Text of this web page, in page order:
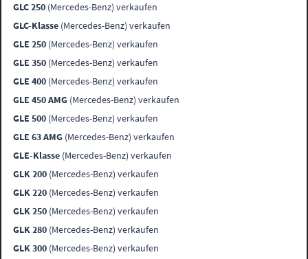
GLC 250 (Mercedes-Benz) verkaufen
GLC-Klasse (Mercedes-Benz) verkaufen
GLE 250 (Mercedes-Benz) verkaufen
GLE 350 (Mercedes-Benz) verkaufen
GLE 400 (Mercedes-Benz) verkaufen
GLE 450 AMG (Mercedes-Benz) verkaufen
GLE 500 (Mercedes-Benz) verkaufen
GLE 63 AMG (Mercedes-Benz) verkaufen
GLE-Klasse (Mercedes-Benz) verkaufen
GLK 200 (Mercedes-Benz) verkaufen
GLK 220 (Mercedes-Benz) verkaufen
GLK 250 (Mercedes-Benz) verkaufen
GLK 280 (Mercedes-Benz) verkaufen
GLK 300 (Mercedes-Benz) verkaufen